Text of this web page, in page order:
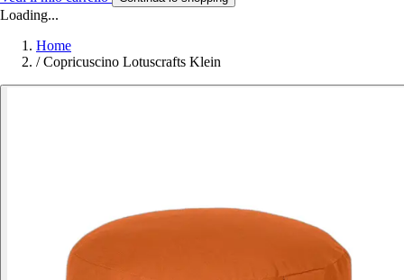
Loading...
Home
/ Copricuscino Lotuscrafts Klein